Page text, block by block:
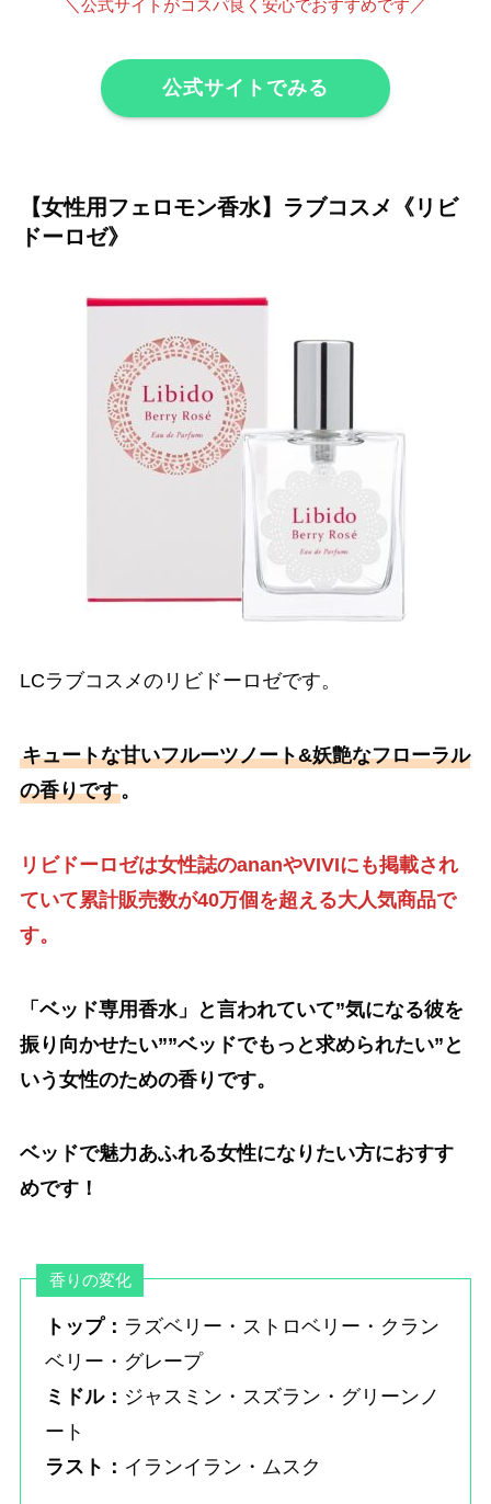
＼ 公式サイトがコスパ良く安心でおすすめです ／
公式サイトでみる
【女性用フェロモン香水】ラブコスメ《リビ
ドーロゼ》
LCラブコスメのリビドーロゼです。
キュートな甘いフルーツノート&妖艶なフローラル
の香りです。
リビドーロゼは女性誌のananやVIVIにも掲載され
ていて累計販売数が40万個を超える大人気商品で
す。
「ベッド専用香水」と言われていて”気になる彼を
振り向かせたい””ベッドでもっと求められたい”と
いう女性のための香りです。
ベッドで魅力あふれる女性になりたい方におすす
めです！
香りの変化
トップ： ラズベリー・ストロベリー・クラン
ベリー・グレープ
ミドル： ジャスミン・スズラン・グリーンノ
ート
ラスト： イランイラン・ムスク